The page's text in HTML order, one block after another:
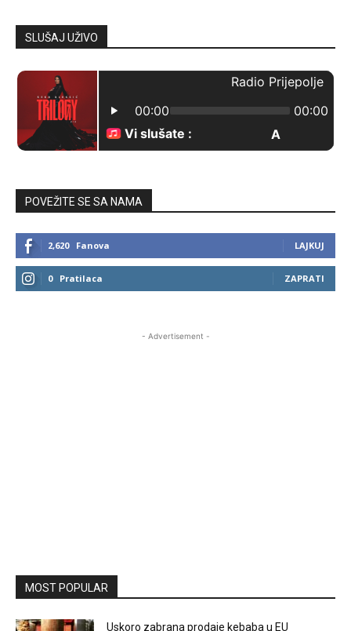
SLUŠAJ UŽIVO
POVEŽITE SE SA NAMA
2,620 Fanova LAJKUJ
0 Pratilaca ZAPRATI
- Advertisement -
MOST POPULAR
Uskoro zabrana prodaje kebaba u EU